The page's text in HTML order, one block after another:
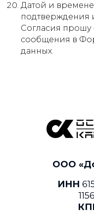
Датой и
подтверждения
Согласия прошу
сообщения в
данных.
ИНН
ООО